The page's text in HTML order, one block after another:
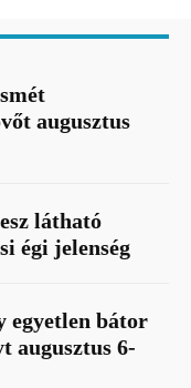
augusztus
látható
égi jelenség
egyetlen bátor
augusztus 6-